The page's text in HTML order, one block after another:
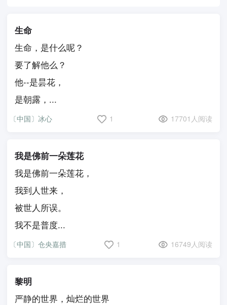
生命
生命，是什么呢？
要了解他么？
他--是昙花，
是朝露，...
〔中国〕冰心 1 17701人阅读
我是佛前一朵莲花
我是佛前一朵莲花，
我到人世来，
被世人所误。
我不是普度...
〔中国〕仓央嘉措 1 16749人阅读
黎明
严静的世界，灿烂的世界